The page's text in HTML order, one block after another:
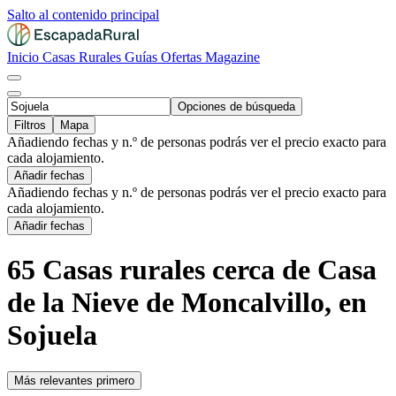
Salto al contenido principal
Inicio Casas Rurales Guías Ofertas Magazine
Opciones de búsqueda
Filtros
Mapa
Añadiendo fechas y n.º de personas podrás ver el precio exacto para
cada alojamiento.
Añadir fechas
Añadiendo fechas y n.º de personas podrás ver el precio exacto para
cada alojamiento.
Añadir fechas
65 Casas rurales cerca de Casa
de la Nieve de Moncalvillo, en
Sojuela
Más relevantes primero